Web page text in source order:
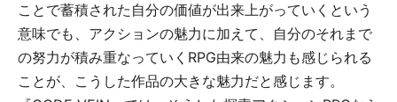
ことで蓄積された自分の価値が出来上がっていくという
意味でも、アクションの魅力に加えて、自分のそれまで
の努力が積み重なっていくRPG由来の魅力も感じられる
ことが、こうした作品の大きな魅力だと感じます。